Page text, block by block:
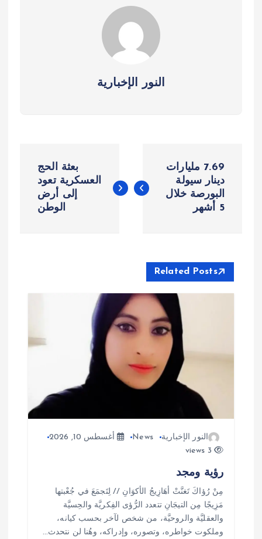
النور الإخبارية
ص
ق
ت
7.69 مليارات
دينار سيولة
البورصة خلال
5 أشهر
بعثة الحج
العسكرية تعود
إلى أرض
الوطن
Related Posts
النور الإخبارية News
أغسطس 10, 2026
3 views
رؤية ومجد
مِنْ رُؤاكَ تَغنَّتْ أهَازِيجُ الأكوَانِ // لِتَجمَعَ في جُعْبتها
مَزِيجًا مِن التيجَانِ تتعدد الرُّؤى الفِكريَّة والحِسيَّة
والعقليَّة والروحيَّة، من شخص لآخر بحسب كيانه،
وملكوت خواطره، وتصوره، وإدراكه، وهُنا لن نتحدث…